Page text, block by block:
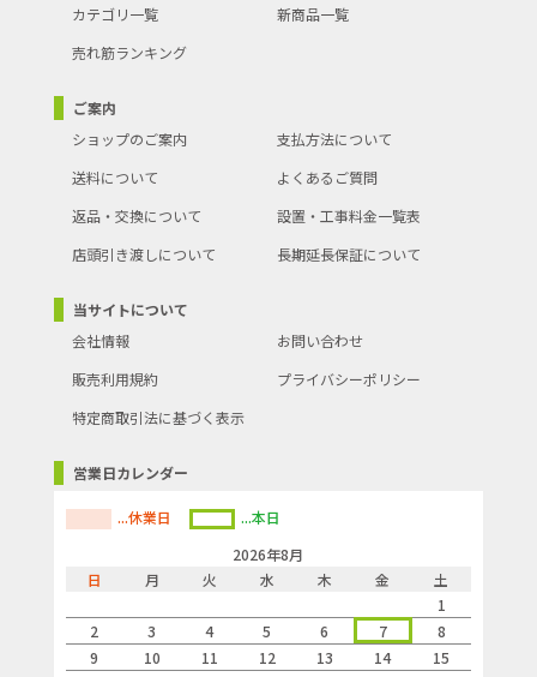
カテゴリ一覧
新商品一覧
売れ筋ランキング
ご案内
ショップのご案内
支払方法について
送料について
よくあるご質問
返品・交換について
設置・工事料金一覧表
店頭引き渡しについて
長期延長保証について
当サイトについて
会社情報
お問い合わせ
販売利用規約
プライバシーポリシー
特定商取引法に基づく表示
営業日カレンダー
...休業日
...本日
2026年8月
日
月 火 水 木 金
土
1
2
3 4 5 6 7
8
9
10 11 12 13 14
15